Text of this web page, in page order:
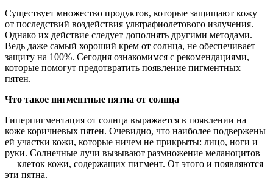
Существует множество продуктов, которые защищают кожу
от последствий воздействия ультрафиолетового излучения.
Однако их действие следует дополнять другими методами.
Ведь даже самый хороший крем от солнца, не обеспечивает
защиту на 100%. Сегодня ознакомимся с рекомендациями,
которые помогут предотвратить появление пигментных
пятен.
Что такое пигментные пятна от солнца
Гиперпигментация от солнца выражается в появлении на
коже коричневых пятен. Очевидно, что наиболее подвержены
ей участки кожи, которые ничем не прикрыты: лицо, ноги и
руки. Солнечные лучи вызывают размножение меланоцитов
— клеток кожи, содержащих пигмент. От этого и появляются
эти пятна.